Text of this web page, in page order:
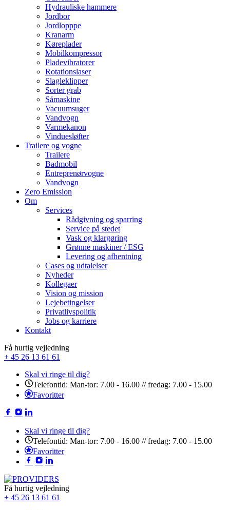
Hydrauliske hammere
Jordbor
Jordlopppe
Kranarm
Køreplader
Mobilkompressor
Pladevibratorer
Rotationslaser
Slagleklipper
Sorter grab
Såmaskine
Vacuumsuger
Vandvogn
Varmekanon
Vinduesløfter
Trailere og vogne
Trailere
Badmobil
Entreprenørvogne
Vandvogn
Zero Emission
Om
Services
Rådgivning og sparring
Service på stedet
Vask og klargøring
Grønne maskiner / ESG
Levering og afhentning
Cases og udtalelser
Nyheder
Kollegaer
Vision og mission
Lejebetingelser
Privatlivspolitik
Jobs og karriere
Kontakt
Få hurtig vejledning
+ 45 26 13 61 61
Skal vi ringe til dig?
Telefontid: Man-tor: 7.00 - 16.00 // fredag: 7.00 - 15.00
Favoritter
Skal vi ringe til dig?
Telefontid: Man-tor: 7.00 - 16.00 // fredag: 7.00 - 15.00
Favoritter
Få hurtig vejledning
+ 45 26 13 61 61